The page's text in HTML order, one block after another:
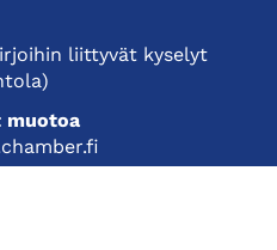
liittyvät kyselyt
muotoa